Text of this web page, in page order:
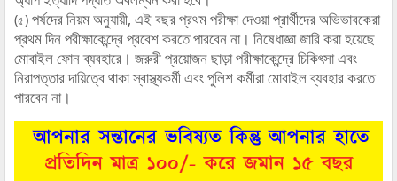
(৫) পর্ষদের নিয়ম অনুযায়ী, এই বছর প্রথম পরীক্ষা দেওয়া প্রার্থীদের অভিভাবকেরা
প্রথম দিন পরীক্ষাকেন্দ্রে প্রবেশ করতে পারবেন না। নিষেধাজ্ঞা জারি করা হয়েছে
মোবাইল ফোন ব্যবহারে। জরুরী প্রয়োজন ছাড়া পরীক্ষাকেন্দ্রে চিকিৎসা এবং
নিরাপত্তার দায়িত্বে থাকা স্বাস্থ্যকর্মী এবং পুলিশ কর্মীরা মোবাইল ব্যবহার করতে
পারবেন না।